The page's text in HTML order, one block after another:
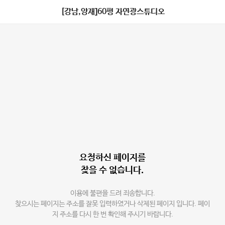
[강남,양재]60평 자연광스튜디오
요청하신 페이지를
찾을 수 없습니다.
이용에 불편을 드려 죄송합니다.
찾으시는 페이지는 주소를 잘못 입력하였거나 삭제된 페이지 입니다. 페이
지 주소를 다시 한 번 확인해 주시기 바랍니다.